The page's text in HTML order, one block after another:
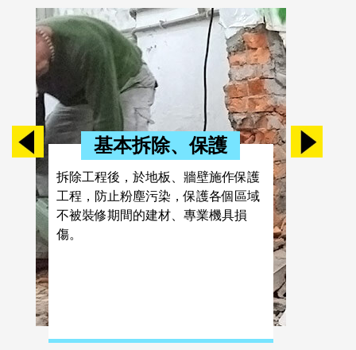
窗框變形膠條老化杜絕根除壁癌漏水
地磚膨拱污損破裂強化老宅居家安全
基本拆除、保護
拆除工程後，於地板、牆壁施作保護
工程，防止粉塵污染，保護各個區域
不被裝修期間的建材、專業機具損
傷。